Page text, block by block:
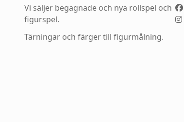
Vi säljer begagnade och nya rollspel och
figurspel.
Tärningar och färger till figurmålning.